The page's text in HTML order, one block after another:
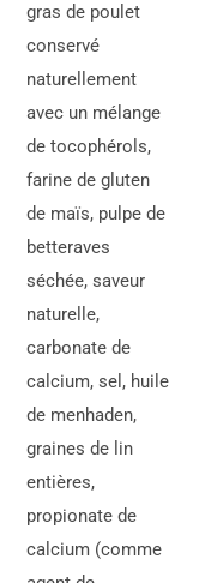
gras de poulet
conservé
naturellement
avec un mélange
de tocophérols,
farine de gluten
de maïs, pulpe de
betteraves
séchée, saveur
naturelle,
carbonate de
calcium, sel, huile
de menhaden,
graines de lin
entières,
propionate de
calcium (comme